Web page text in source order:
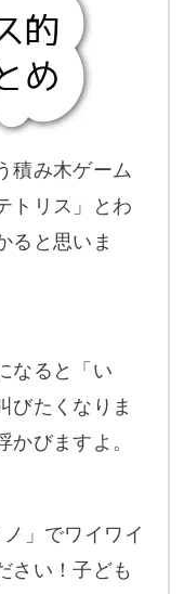
積み木ゲーム
トリス」とわ
ると思いま
なると「い
びたくなりま
びますよ。
」でワイワイ
さい！子ども